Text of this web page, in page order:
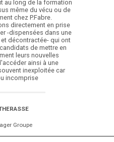
au long de la formation
même du vécu ou de
chez P.Fabre.
directement en prise
-dispensées dans une
décontractée- qui ont
de mettre en
leurs nouvelles
ainsi à une
inexploitée car
incomprise
Groupe